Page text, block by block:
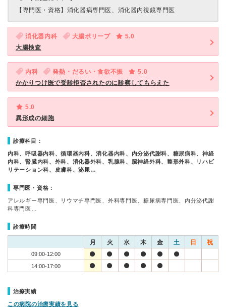
【専門医・資格】 消化器病専門医、消化器内視鏡専門医
消化器内科 大腸ポリープ
5.0
大腸検査
内科 発熱・だるい・食欲不振
5.0
かかりつけ医で受診拒否されたのに診察してもらえた
5.0
異形成の細胞
診療科目：
内科、呼吸器内科、循環器内科、消化器内科、内分泌代謝科、糖尿病科、神経
内科、腎臓内科、外科、消化器外科、乳腺科、脳神経外科、整形外科、リハビ
リテーション科、皮膚科、泌尿…
専門医・資格：
アレルギー専門医、リウマチ専門医、外科専門医、糖尿病専門医、内分泌代謝
科専門医…
診療時間
月 火 水 木 金 土 日 祝
09:00-12:00
14:00-17:00
治療実績
この病院の治療実績を見る